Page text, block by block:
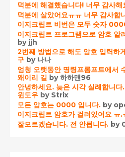
덕분에 해결했습니다! 너무 감사해
덕분에 살았어요ㅠㅠ 너무 감사합
이지크립트 비번은 모두 숫자
이지크립트 프로그램으로 암호 알
by jjh
2번째 방법으로 해도 암호 입력하
구 by 나나
엄청 오랫동안 명령프롬프트에서
왜이리 길 by 하하맨96
안녕하세요. 늦은 시각 실례합니다
윈도우 by Strix
모든 암호는 0000 입니다. by
이지크립트 암호가 걸려있어요 ㅠ.
잘모르겠습니다. 전 안됩니다. by